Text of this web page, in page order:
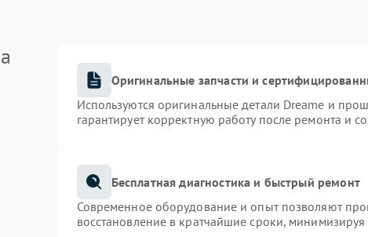
Оригинальные запчасти и
Используются оригинальные детали Dreame и
гарантирует корректную работу после ремонта и
Бесплатная диагностика и быстрый ремонт
Современное оборудование и опыт позволяют
восстановление в кратчайшие сроки, минимизируя